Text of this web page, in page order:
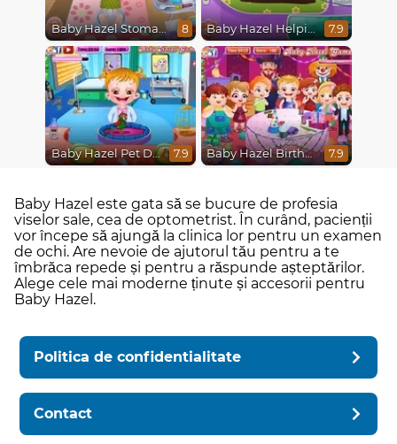
Baby Hazel Stomach Care 8 Baby Hazel Helping Time 7.9
Baby Hazel Pet Doctor 7.9 Baby Hazel Birthday Party 7.9
Baby Hazel este gata să se bucure de profesia
viselor sale, cea de optometrist. În curând, pacienții
vor începe să ajungă la clinica lor pentru un examen
de ochi. Are nevoie de ajutorul tău pentru a te
îmbrăca repede și pentru a răspunde așteptărilor.
Alege cele mai moderne ținute și accesorii pentru
Baby Hazel.
Politica de confidentialitate
Contact